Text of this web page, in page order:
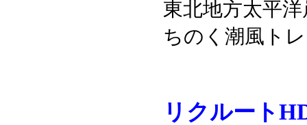
東北地方太平
ちのく潮風ト
リクルート